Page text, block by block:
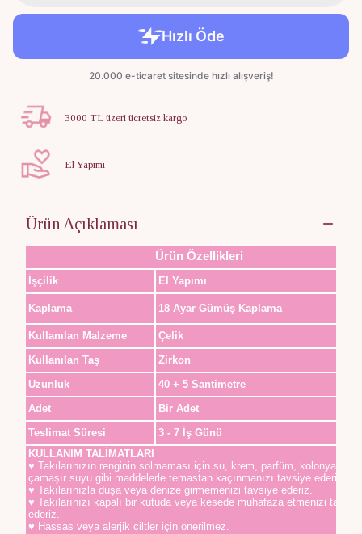
3000 TL üzeri ücretsiz kargo
El Yapımı
Ürün Açıklaması
Ürün Özellikleri
İşçilik El Yapımı
Kaplama 18 Ayar Gümüş Kaplama
Kullanılan Malzeme
Çelik
Kullanılan Taş
Zirkon
Uzunluk
40 + 5 Santimetre
Adet
Bir Adet
Teslimat Süresi
3 - 7 İş Günü
KULLANIM TALİMATLARI
♥ Takılarınızın renginin solmaması için su, krem, parfüm, kolonya,
çamaşır suyu gibi maddelerle temastan kaçınmanızı tavsiye ederiz.
♥ Takılarınızla duşa veya denize girmemenizi tavsiye ederiz.
♥ Takılarınızı kapalı bir kutuda veya kesede muhafaza etmenizi
ederiz.
♥ Hassas veya alerjik ciltler için önerilmez.